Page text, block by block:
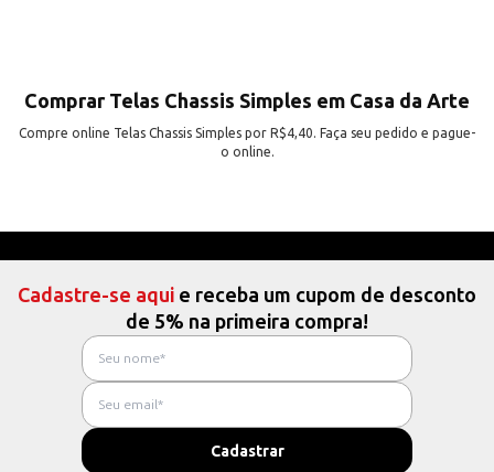
Comprar Telas Chassis Simples em Casa da Arte
Compre online Telas Chassis Simples por R$4,40. Faça seu pedido e pague-
o online.
Cadastre-se aqui e receba um cupom de desconto
de 5% na primeira compra!